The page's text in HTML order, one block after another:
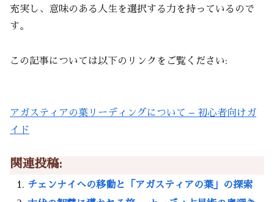
充実し、意味のある人生を選択する力を持っているので
す。
この記事については以下のリンクをご覧ください:
アガスティアの葉リーディングについて – 初心者向けガ
イド
関連投稿:
チェンナイへの移動と「アガスティアの葉」の探索